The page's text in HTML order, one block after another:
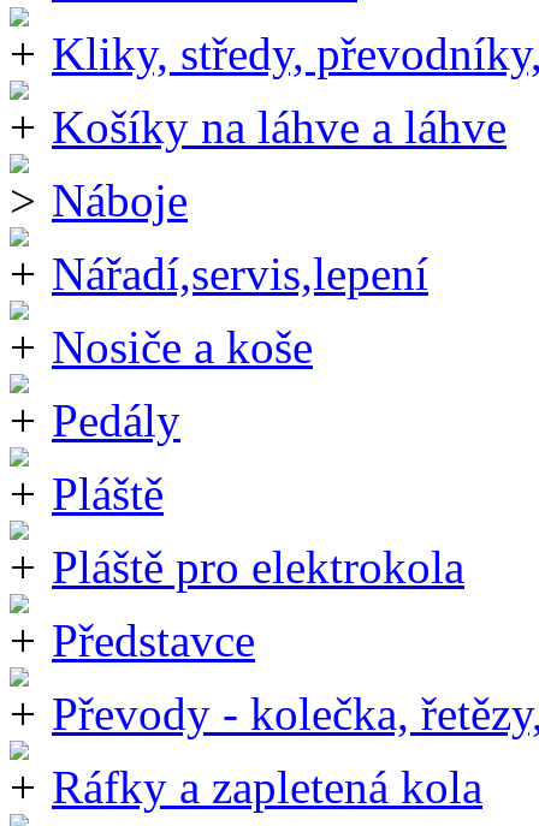
Kliky, středy,
Košíky na láhve a láhve
Náboje
Nářadí,servis,lepení
Nosiče a koše
Pedály
Pláště
Pláště pro elektrokola
Představce
Převody - kolečka,
Ráfky a zapletená kola